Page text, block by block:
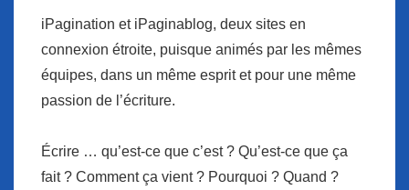
iPagination et iPaginablog, deux sites en
connexion étroite, puisque animés par les mêmes
équipes, dans un même esprit et pour une même
passion de l’écriture.
Écrire … qu’est-ce que c’est ? Qu’est-ce que ça
fait ? Comment ça vient ? Pourquoi ? Quand ?